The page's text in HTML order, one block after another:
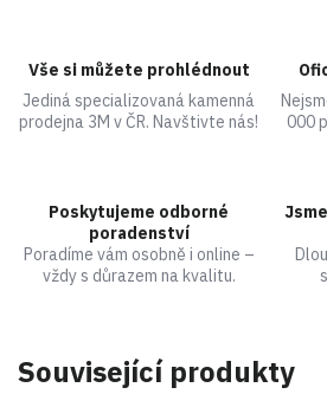
Vše si můžete prohlédnout
Jediná specializovaná kamenná
prodejna 3M v ČR. Navštivte nás!
000
Poskytujeme odborné
poradenství
Poradíme vám osobně i online –
vždy s důrazem na kvalitu.
Související produkty